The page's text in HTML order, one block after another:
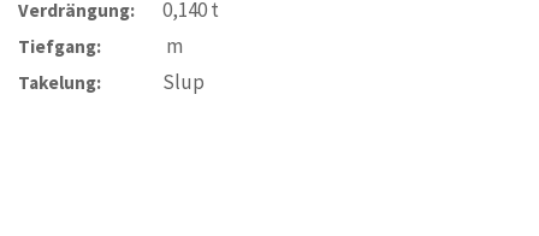
Verdrängung: 0,140t
Tiefgang: m
Takelung: Slup